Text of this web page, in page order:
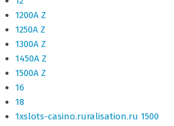
1200A Z
1250A Z
1300A Z
1450A Z
1500A Z
16
18
1xslots-casino.ruralisation.ru 1500